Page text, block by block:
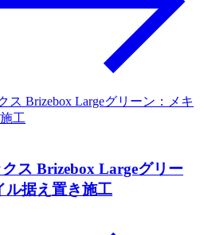
ス Brizebox Largeグリー
ル据え置き施工